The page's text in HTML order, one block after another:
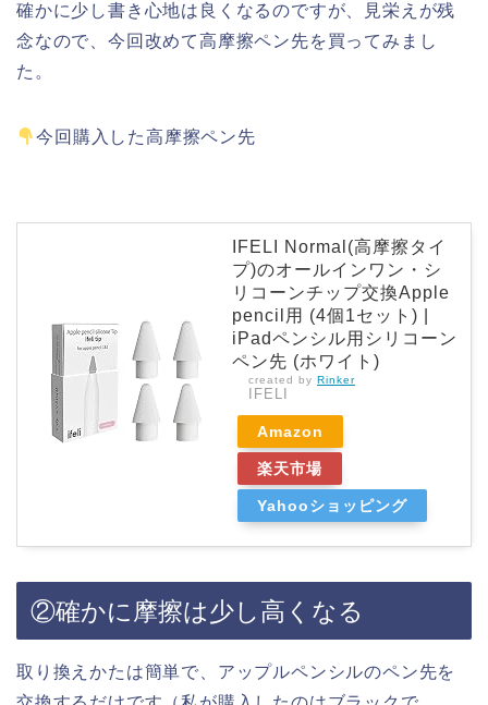
確かに少し書き心地は良くなるのですが、見栄えが残
念なので、今回改めて高摩擦ペン先を買ってみまし
た。
今回購入した高摩擦ペン先
IFELI Normal(高摩擦タイ
プ)のオールインワン・シ
リコーンチップ交換Apple
pencil用 (4個1セット) |
iPadペンシル用シリコーン
ペン先 (ホワイト)
created by Rinker
IFELI
Amazon
楽天市場
Yahooショッピング
②確かに摩擦は少し高くなる
取り換えかたは簡単で、アップルペンシルのペン先を